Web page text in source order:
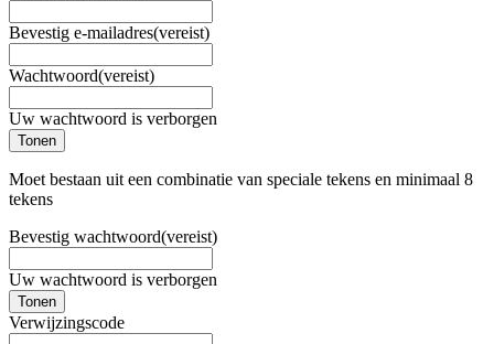
Bevestig e-mailadres(vereist)
Wachtwoord(vereist)
Uw wachtwoord is verborgen
Tonen
Moet bestaan uit een combinatie van speciale tekens en minimaal 8
tekens
Bevestig wachtwoord(vereist)
Uw wachtwoord is verborgen
Tonen
Verwijzingscode